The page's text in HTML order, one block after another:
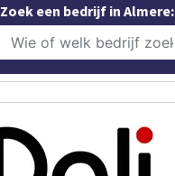
Zoek een bedrijf in Almere: